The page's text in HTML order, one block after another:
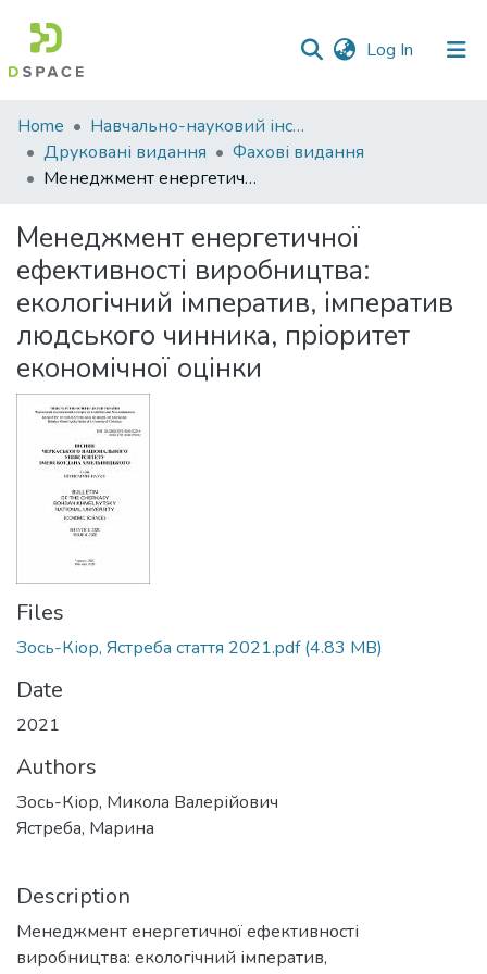
Log In (current)
Communities
&
Collections
Statistics
Home
Навчально-науковий інститут економіки, управління, права та інформаційних технологій
Друковані видання
Фахові видання
Менеджмент енергетичної ефективності виробництва: екологічний імператив, імператив людського чинника, пріоритет економічної оцінки
Менеджмент енергетичної
ефективності виробництва:
екологічний імператив, імператив
людського чинника, пріоритет
економічної оцінки
Files
Зось-Кіор, Ястреба стаття 2021.pdf(4.83 MB)
Date
2021
Authors
Зось-Кіор, Микола Валерійович
Ястреба, Марина
Description
Менеджмент енергетичної ефективності
виробництва: екологічний імператив,